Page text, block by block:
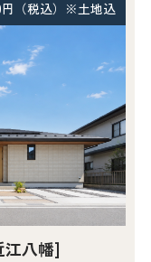
円（税込）※土地込
江八幡]